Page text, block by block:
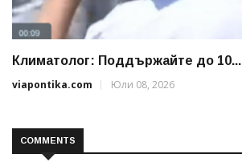
Климатолог: Поддържайте до 10...
viapontika.com
Юли 08, 2026
COMMENTS